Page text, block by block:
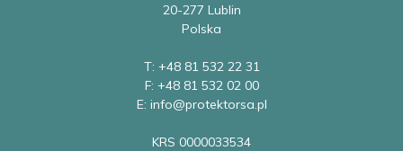
20-277 Lublin
Polska
T: +48 81 532 22 31
F: +48 81 532 02 00
E: info@protektorsa.pl
KRS 0000033534